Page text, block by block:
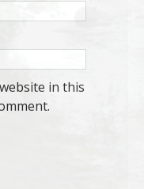
in this